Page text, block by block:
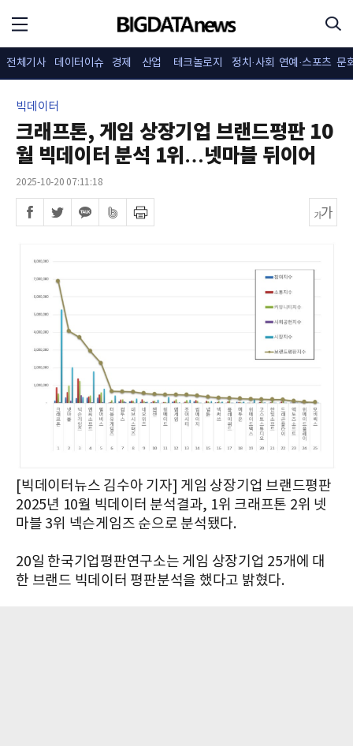
전체기사 데이터이슈 경제 산업 테크놀로지 정치·사회 연예·스포츠 문
빅데이터
크래프톤, 게임 상장기업 브랜드평판 10
월 빅데이터 분석 1위…넷마블 뒤이어
2025-10-20 07:11:18
[빅데이터뉴스 김수아 기자] 게임 상장기업 브랜드평판
2025년 10월 빅데이터 분석결과, 1위 크래프톤 2위 넷
마블 3위 넥슨게임즈 순으로 분석됐다.
20일 한국기업평판연구소는 게임 상장기업 25개에 대
한 브랜드 빅데이터 평판분석을 했다고 밝혔다.